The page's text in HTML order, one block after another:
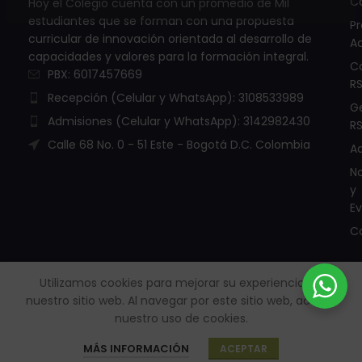
Hoy el Colegio cuenta con un promedio de Mil
estudiantes que se forman con una propuesta
curricular de innovación orientada al desarrollo de
capacidades y valores para la formación integral.
PBX: 6017457669
Recepción (Celular y WhatsApp): 3108533989
Admisiones (Celular y WhatsApp): 3142982430
Calle 68 No. 0 - 51 Este - Bogotá D.C. Colombia
y
Todos los derechos reservados. © Copyright 2005 - 2026 |
Políticas de Protección de datos personales – RSD
Sitio creado por
Internet Ya.
Utilizamos cookies para mejorar su experiencia en
nuestro sitio web. Al navegar por este sitio web, acepta
nuestro uso de cookies.
MÁS INFORMACIÓN ACEPTAR